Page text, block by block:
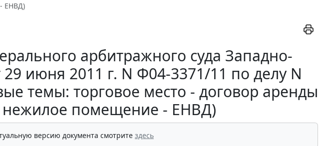
ЕНВД)
арбитражного суда Западно-
29 июня 2011 г. N Ф04-3371/11 по делу N
темы: торговое место - договор аренды
нежилое помещение - ЕНВД)
версию документа смотрите здесь